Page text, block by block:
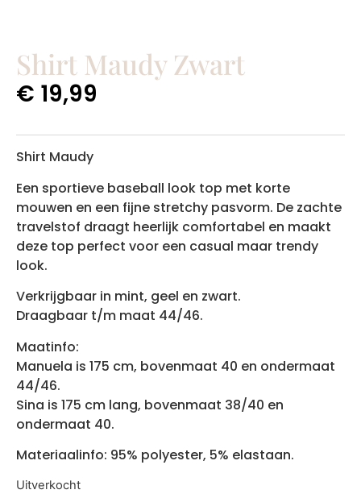
Shirt Maudy Zwart
€ 19,99
Shirt Maudy
Een sportieve baseball look top met korte
mouwen en een fijne stretchy pasvorm. De zachte
travelstof draagt heerlijk comfortabel en maakt
deze top perfect voor een casual maar trendy
look.
Verkrijgbaar in mint, geel en zwart.
Draagbaar t/m maat 44/46.
Maatinfo:
Manuela is 175 cm, bovenmaat 40 en ondermaat
44/46.
Sina is 175 cm lang, bovenmaat 38/40 en
ondermaat 40.
Materiaalinfo: 95% polyester, 5% elastaan.
Uitverkocht